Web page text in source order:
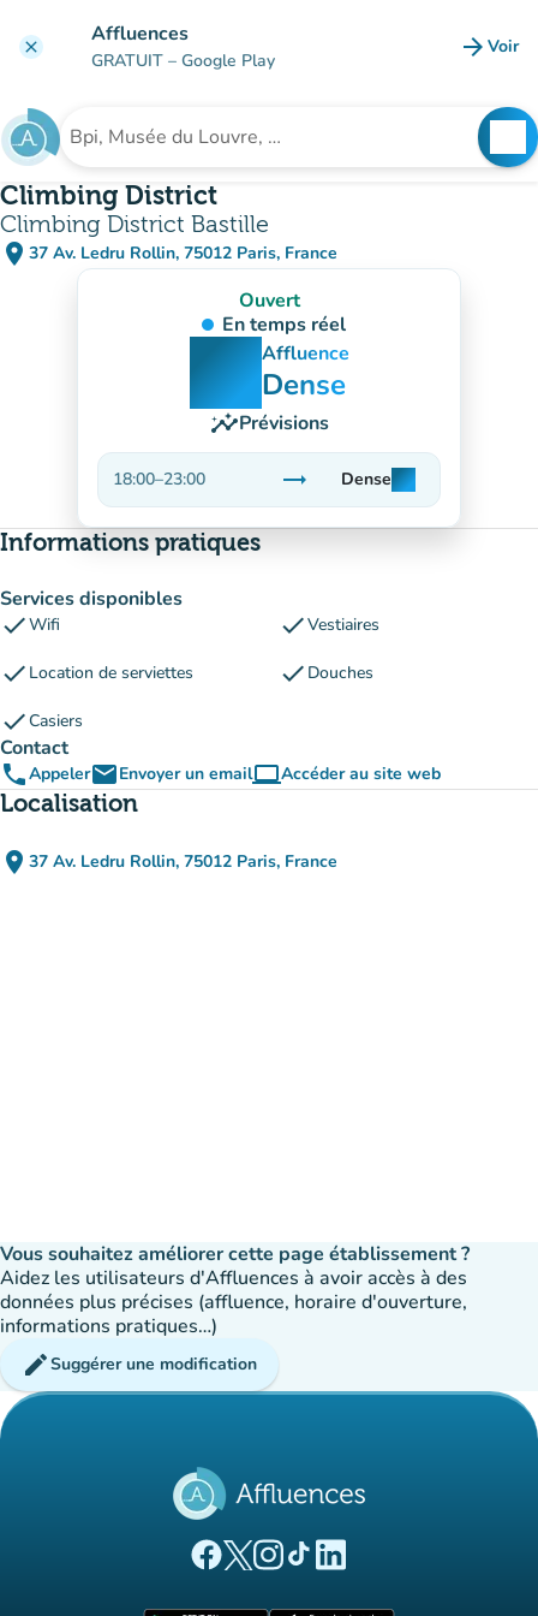
clear Affluences
GRATUIT – Google Play arrow_forward Voir
Rechercher un établissement
Climbing District
Climbing District Bastille
place 37 Av. Ledru Rollin, 75012 Paris, France
(ouvrir dans Google Maps)
(nouvel onglet)
Ouvert
En temps réel
man
man
manAffluence
Dense
insightsPrévisions
18:00–23:00 trending_flat
Stable
Denseman
man
man
Informations pratiques
Services disponibles
checkWifi checkVestiaires
check Location de serviettes check Douches
checkCasiers
Contact
phoneAppeleremailEnvoyer un emailcomputerAccéder au site web
(nouvel onglet)
Localisation
place 37 Av. Ledru Rollin, 75012 Paris, France
(ouvrir dans Google Maps)
(nouvel onglet)
Vous souhaitez améliorer cette page établissement ?
Aidez les utilisateurs d'Affluences à avoir accès à des
données plus précises (affluence, horaire d'ouverture,
informations pratiques…)
editSuggérer une modification
(nouvel onglet)
(nouvel onglet)
(nouvel onglet)
(nouvel onglet)